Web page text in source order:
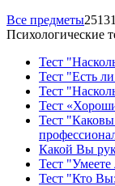
Все предметы25131
Психологические
Тест
Тест "Есть
Тест
Тест
Тест
Какой Вы
Тест
Тест "Кто